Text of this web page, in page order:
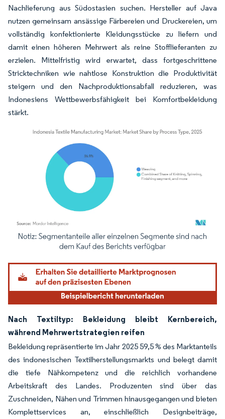
Nachlieferung aus Südostasien suchen. Hersteller auf Java
nutzen gemeinsam ansässige Färbereien und Druckereien, um
vollständig konfektionierte Kleidungsstücke zu liefern und
damit einen höheren Mehrwert als reine Stofflieferanten zu
erzielen. Mittelfristig wird erwartet, dass fortgeschrittene
Stricktechniken wie nahtlose Konstruktion die Produktivität
steigern und den Nachproduktionsabfall reduzieren, was
Indonesiens Wettbewerbsfähigkeit bei Komfortbekleidung
stärkt.
Bild © Mordor Intelligence. Wiederverwendung erfordert Namensnennung
Nach Textiltyp: Bekleidung bleibt Kernbereich,
während Mehrwertstrategien reifen
Bekleidung repräsentierte im Jahr 2025 59,5 % des Marktanteils
des indonesischen Textilherstellungsmarkts und belegt damit
die tiefe Nähkompetenz und die reichlich vorhandene
Arbeitskraft des Landes. Produzenten sind über das
Zuschneiden, Nähen und Trimmen hinausgegangen und bieten
Komplettservices an, einschließlich Designbeiträge,